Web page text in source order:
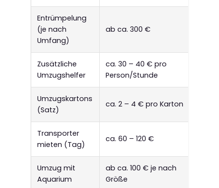
Entrümpelung
(je nach
Umfang)
ab ca. 300 €
Zusätzliche
Umzugshelfer
ca. 30 – 40 € pro
Person/Stunde
Umzugskartons
(Satz)
ca. 2 – 4 € pro Karton
Transporter
mieten (Tag)
ca. 60 – 120 €
Umzug mit
Aquarium
ab ca. 100 € je nach
Größe